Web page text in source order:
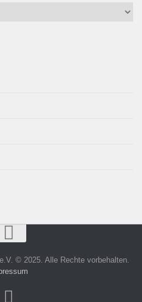
© 2025. Alle Rechte vorbehalten.